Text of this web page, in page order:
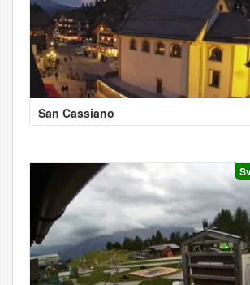
San Cassiano